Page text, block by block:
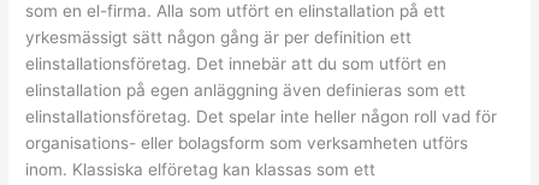
som en el-firma. Alla som utfört en elinstallation på ett
yrkesmässigt sätt någon gång är per definition ett
elinstallationsföretag. Det innebär att du som utfört en
elinstallation på egen anläggning även definieras som ett
elinstallationsföretag. Det spelar inte heller någon roll vad för
organisations- eller bolagsform som verksamheten utförs
inom. Klassiska elföretag kan klassas som ett